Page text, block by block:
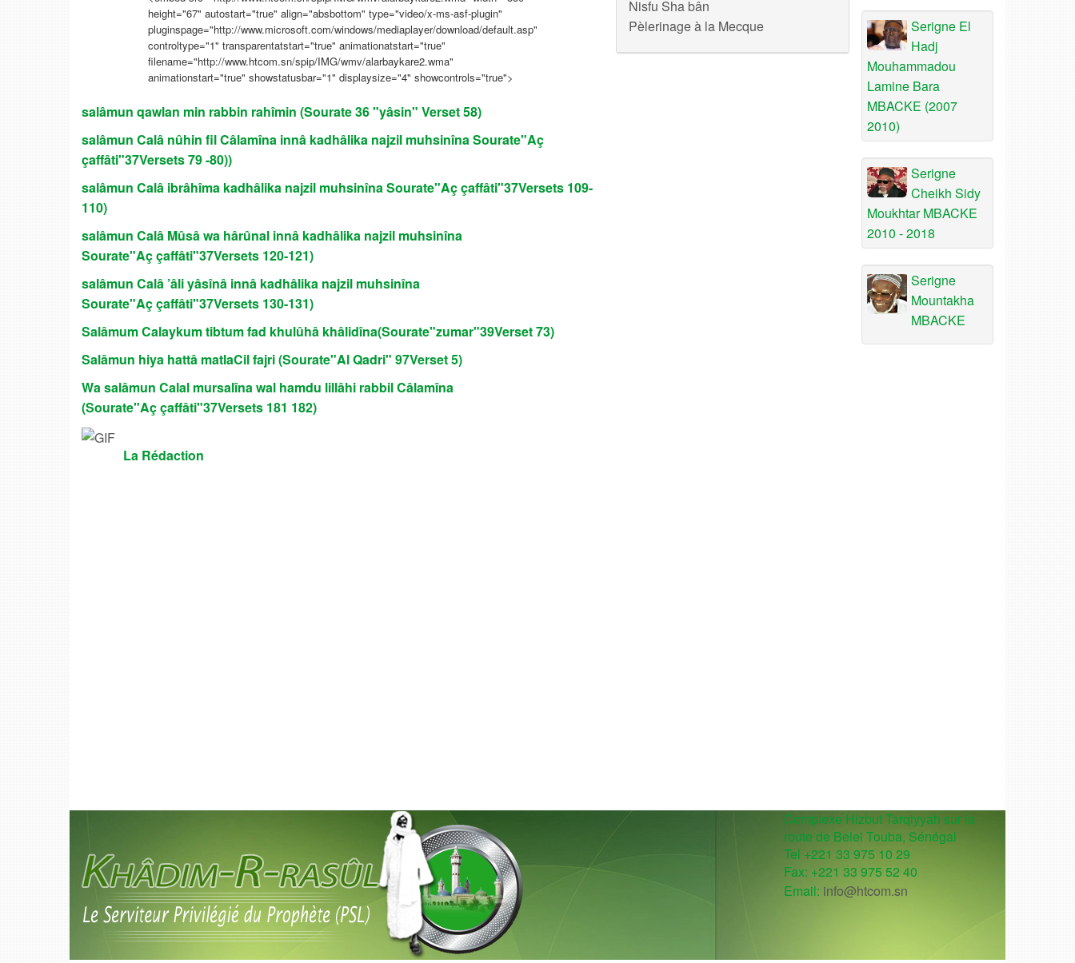
height="67" autostart="true" align="absbottom" type="video/x-ms-asf-plugin"
pluginspage="http://www.microsoft.com/windows/mediaplayer/download/default.asp"
controltype="1" transparentatstart="true" animationatstart="true"
filename="http://www.htcom.sn/spip/IMG/wmv/alarbaykare2.wma"
animationstart="true" showstatusbar="1" displaysize="4" showcontrols="true">
salâmun qawlan min rabbin rahîmin (Sourate 36 "yâsin" Verset 58)
salâmun Calâ nûhin fil Câlamîna innâ kadhâlika najzil muhsinîna Sourate"Aç
çaffâti"37Versets 79 -80))
salâmun Calâ ibrâhîma kadhâlika najzil muhsinîna Sourate"Aç çaffâti"37Versets 109-
110)
salâmun Calâ Mûsâ wa hârûnal innâ kadhâlika najzil muhsinîna
Sourate"Aç çaffâti"37Versets 120-121)
salâmun Calâ ’âli yâsînâ innâ kadhâlika najzil muhsinîna
Sourate"Aç çaffâti"37Versets 130-131)
Salâmum Calaykum tibtum fad khulûhâ khâlidîna(Sourate"zumar"39Verset 73)
Salâmun hiya hattâ matlaCil fajri (Sourate"Al Qadri" 97Verset 5)
Wa salâmun Calal mursalîna wal hamdu lillâhi rabbil Câlamîna
(Sourate"Aç çaffâti"37Versets 181 182)
La Rédaction
Nisfu Sha bân
Pèlerinage à la Mecque
Serigne El
Hadj
Mouhammadou
Lamine Bara
MBACKE (2007
2010)
Serigne
Cheikh Sidy
Moukhtar MBACKE
2010 - 2018
Serigne
Mountakha
MBACKE
Complexe Hizbut Tarqiyyah sur la
route de Belel Touba, Sénégal
Tel +221 33 975 10 29
Fax: +221 33 975 52 40
Email: info@htcom.sn